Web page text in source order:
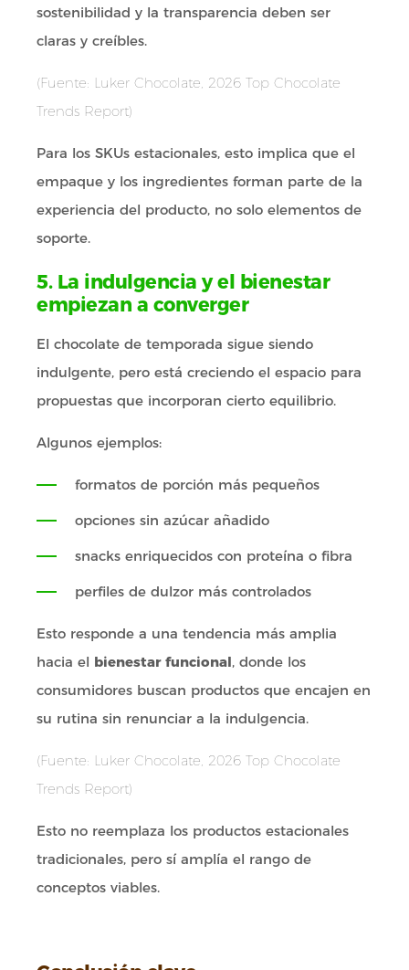
sostenibilidad y la transparencia deben ser
claras y creíbles.
(Fuente: Luker Chocolate, 2026 Top Chocolate
Trends Report)
Para los SKUs estacionales, esto implica que el
empaque y los ingredientes forman parte de la
experiencia del producto, no solo elementos de
soporte.
5. La indulgencia y el bienestar
empiezan a converger
El chocolate de temporada sigue siendo
indulgente, pero está creciendo el espacio para
propuestas que incorporan cierto equilibrio.
Algunos ejemplos:
formatos de porción más pequeños
opciones sin azúcar añadido
snacks enriquecidos con proteína o fibra
perfiles de dulzor más controlados
Esto responde a una tendencia más amplia
hacia el bienestar funcional, donde los
consumidores buscan productos que encajen en
su rutina sin renunciar a la indulgencia.
(Fuente: Luker Chocolate, 2026 Top Chocolate
Trends Report)
Esto no reemplaza los productos estacionales
tradicionales, pero sí amplía el rango de
conceptos viables.